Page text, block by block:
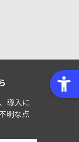
導入に
明な点